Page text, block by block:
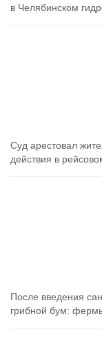
в Челябинском
Суд арестовал
действия в
После введения
грибной бум: фермы